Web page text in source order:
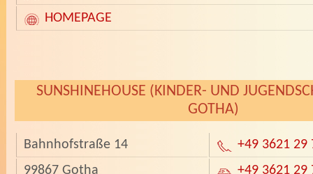
HOMEPAGE
SUNSHINEHOUSE (KINDER- UND
GOTHA)
Bahnhofstraße 14
+49 3621 29
99867 Gotha
+49 3621 29